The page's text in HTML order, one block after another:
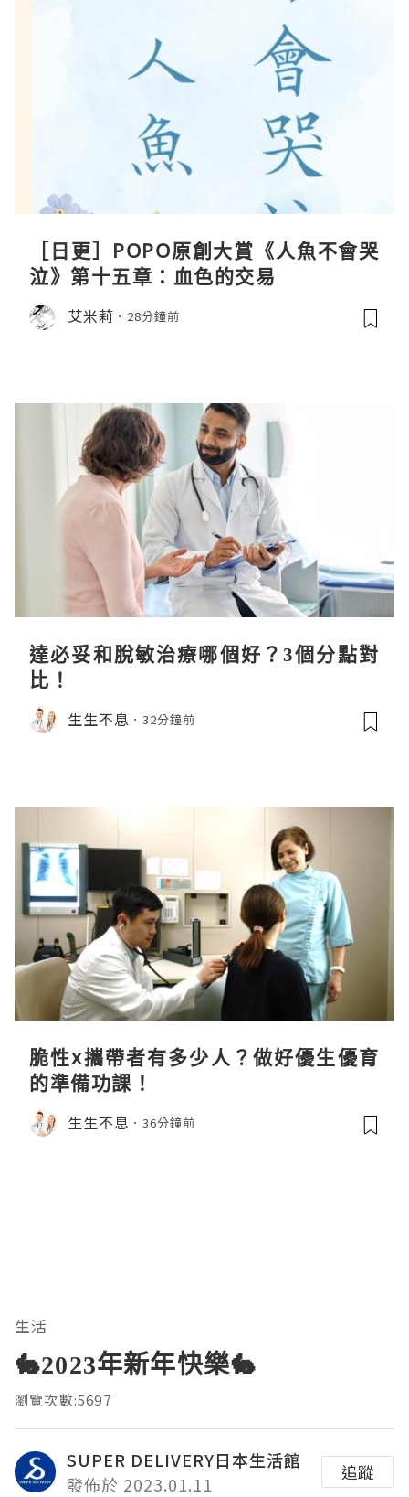
［日更］POPO原創大賞《人魚不會哭
泣》第十五章：血色的交易
艾米莉 28分鐘前
達必妥和脫敏治療哪個好？3個分點對
比！
生生不息 32分鐘前
脆性x攜帶者有多少人？做好優生優育
的準備功課！
生生不息 36分鐘前
生活
🐇2023年新年快樂🐇
瀏覽次數:5697
SUPER DELIVERY日本生活館
發佈於 2023.01.11
追蹤